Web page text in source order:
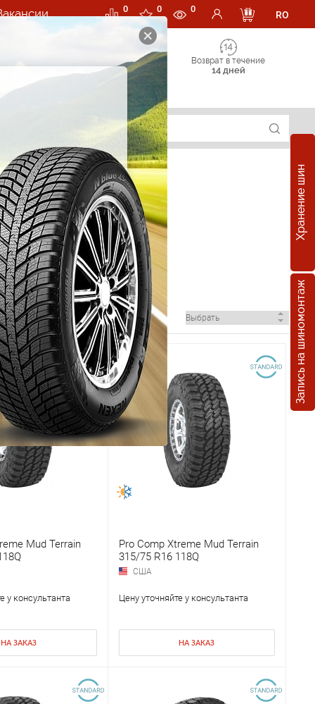
0 0 0
RO
Возврат в течение
14 дней
Хранение шин
Запись на шиномонтаж
в
Mud Terrain
у консультанта
НА ЗАКАЗ
Pro Comp Xtreme Mud Terrain
315/75 R16 118Q
США
Цену уточняйте у консультанта
НА ЗАКАЗ